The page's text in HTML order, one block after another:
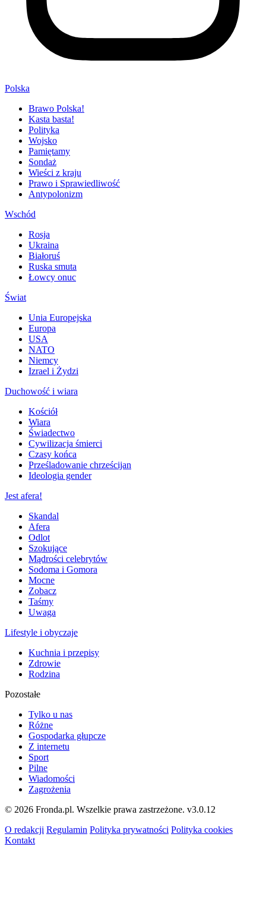
Polska
Brawo Polska!
Kasta basta!
Polityka
Wojsko
Pamiętamy
Sondaż
Wieści z kraju
Prawo i Sprawiedliwość
Antypolonizm
Wschód
Rosja
Ukraina
Białoruś
Ruska smuta
Łowcy onuc
Świat
Unia Europejska
Europa
USA
NATO
Niemcy
Izrael i Żydzi
Duchowość i wiara
Kościół
Wiara
Świadectwo
Cywilizacja śmierci
Czasy końca
Prześladowanie chrześcijan
Ideologia gender
Jest afera!
Skandal
Afera
Odlot
Szokujące
Mądrości celebrytów
Sodoma i Gomora
Mocne
Zobacz
Taśmy
Uwaga
Lifestyle i obyczaje
Kuchnia i przepisy
Zdrowie
Rodzina
Pozostałe
Tylko u nas
Różne
Gospodarka głupcze
Z internetu
Sport
Pilne
Wiadomości
Zagrożenia
© 2026 Fronda.pl. Wszelkie prawa zastrzeżone. v3.0.12
O redakcji Regulamin Polityka prywatności Polityka cookies
Kontakt